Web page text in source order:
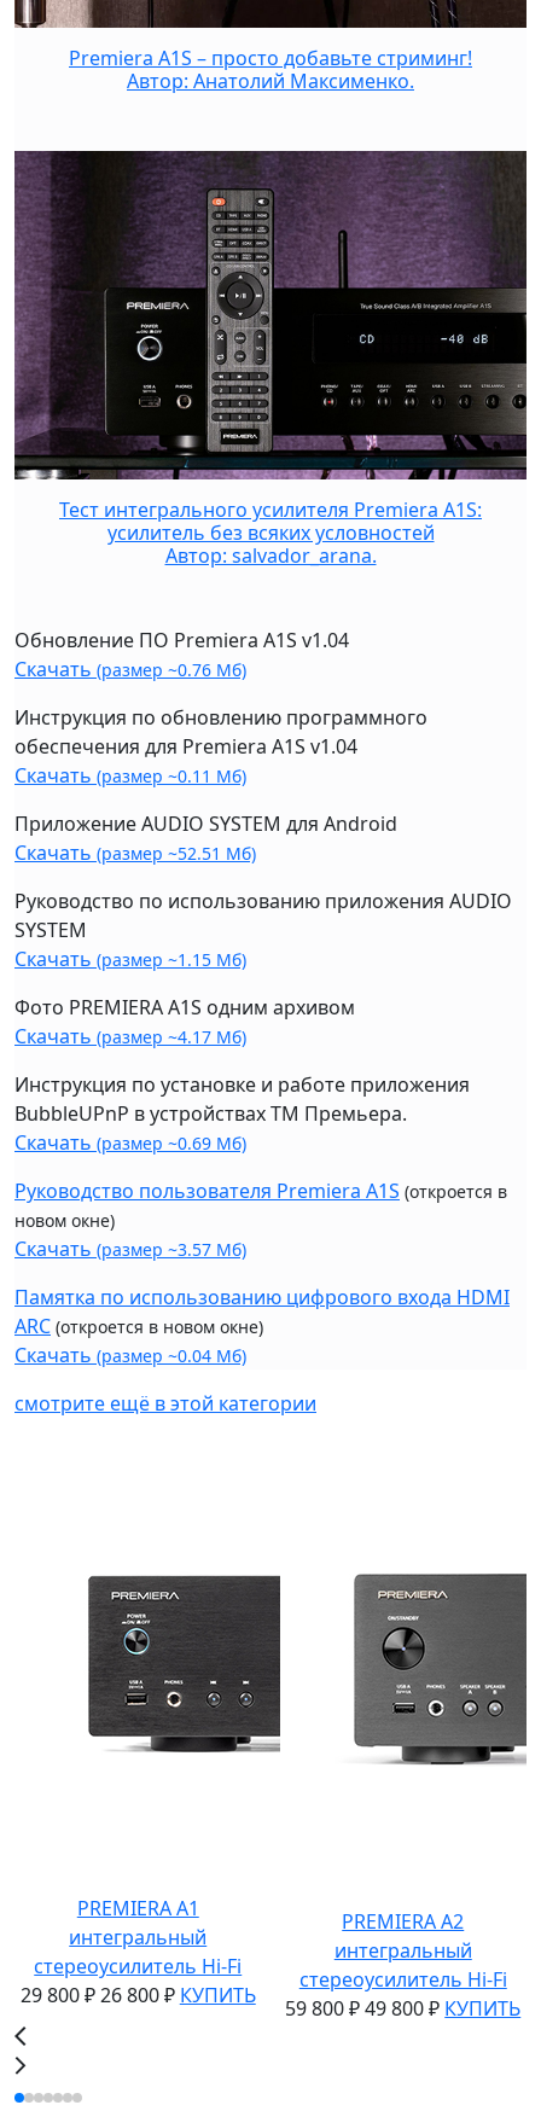
Premiera A1S – просто добавьте стриминг!
Автор: Анатолий Максименко.
Тест интегрального усилителя Premiera A1S:
усилитель без всяких условностей
Автор: salvador_arana.
Обновление ПО Premiera A1S v1.04
Скачать (размер ~0.76 Мб)
Инструкция по обновлению программного
обеспечения для Premiera A1S v1.04
Скачать (размер ~0.11 Мб)
Приложение AUDIO SYSTEM для Android
Скачать (размер ~52.51 Мб)
Руководство по использованию приложения AUDIO
SYSTEM
Скачать (размер ~1.15 Мб)
Фото PREMIERA A1S одним архивом
Скачать (размер ~4.17 Мб)
Инструкция по установке и работе приложения
BubbleUPnP в устройствах ТМ Премьера.
Скачать (размер ~0.69 Мб)
Руководство пользователя Premiera A1S (откроется в
новом окне)
Скачать (размер ~3.57 Мб)
Памятка по использованию цифрового входа HDMI
ARC (откроется в новом окне)
Скачать (размер ~0.04 Мб)
смотрите ещё в этой категории
PREMIERA A1
интегральный
стереоусилитель Hi-Fi
29 800 ₽26 800 ₽ КУПИТЬ
PREMIERA A2
интегральный
стереоусилитель Hi-Fi
59 800 ₽49 800 ₽ КУПИТЬ